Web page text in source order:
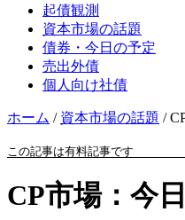
起債観測
資本市場の話題
債券・今日の予定
売出外債
個人向け社債
ホーム / 資本市場の話題 /
この記事は有料記事です
CP市場：今